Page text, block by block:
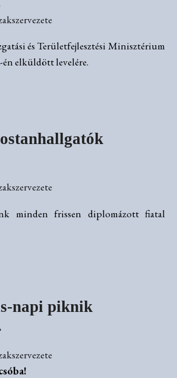
és Területfejlesztési Minisztérium
én elküldött levelére.
minden frissen diplomázott fiatal
napi piknik